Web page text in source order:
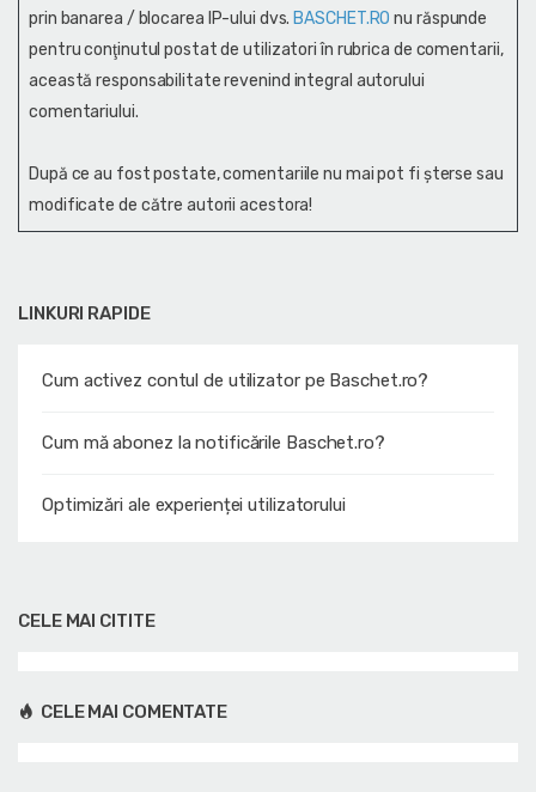
LINKURI RAPIDE
Cum activez contul de utilizator pe Baschet.ro?
Cum mă abonez la notificările Baschet.ro?
Optimizări ale experienței utilizatorului
prin banarea / blocarea IP-ului dvs. BASCHET.RO nu răspunde
pentru conţinutul postat de utilizatori în rubrica de comentarii,
această responsabilitate revenind integral autorului
comentariului.
După ce au fost postate, comentariile nu mai pot fi șterse sau
modificate de către autorii acestora!
CELE MAI CITITE
CELE MAI COMENTATE